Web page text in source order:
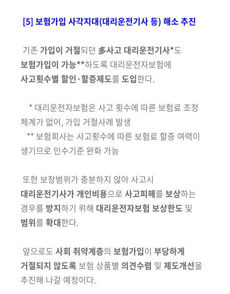
[5] 보험가입 사각지대(대리운전기사 등) 해소 추진
기존 가입이 거절되던 多사고 대리운전기사*도
보험가입이 가능**하도록 대리운전자보험에
사고횟수별 할인·할증제도를 도입한다.
* 대리운전자보험은 사고 횟수에 따른 보험료 조정
체계가 없어, 가입 거절사례 발생
** 보험회사는 사고횟수에 따른 보험료 할증 여력이
생기므로 인수기준 완화 가능
또한 보장범위가 충분하지 않아 사고시
대리운전기사가 개인비용으로 사고피해를 보상하는
경우를 방지하기 위해 대리운전자보험 보상한도 및
범위를 확대한다.
앞으로도 사회 취약계층의 보험가입이 부당하게
거절되지 않도록 보험 상품별 의견수렴 및 제도개선을
추진해 나갈 예정이다.